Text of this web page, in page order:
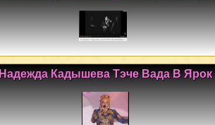
Надежда Кадышева Тэче Вада В Ярок